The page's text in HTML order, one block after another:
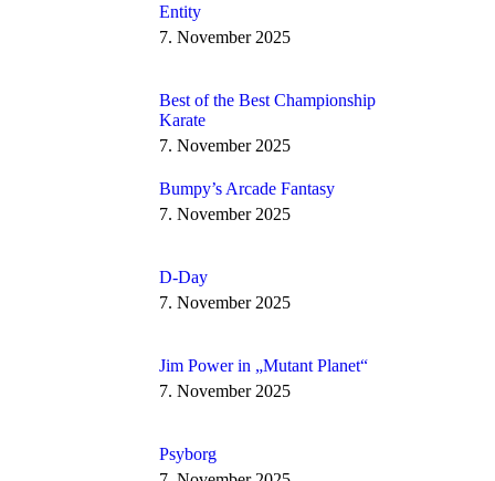
Entity
7. November 2025
Best of the Best Championship
Karate
7. November 2025
Bumpy’s Arcade Fantasy
7. November 2025
D-Day
7. November 2025
Jim Power in „Mutant Planet“
7. November 2025
Psyborg